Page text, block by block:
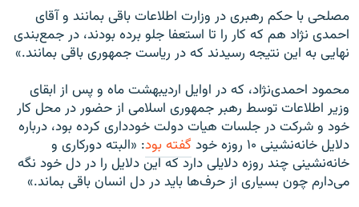
مصلحی با حکم رهبری در وزارت اطلاعات باقی بمانند و آقای
احمدی نژاد هم که کار را تا استعفا جلو برده بودند، در جمع‌بندی
نهايی به اين نتيجه رسيدند که در رياست جمهوری باقی بمانند.»
محمود احمدی‌نژاد، که در اوایل اردیبهشت ماه و پس از ابقای
وزیر اطلاعات توسط رهبر جمهوری اسلامی از حضور در محل کار
خود و شرکت در جلسات هیات دولت خودداری کرده بود، درباره
دلایل خانه‌نشینی‌ ۱۰ روزه‌ خود
گفته بود: «البته دورکاری و
خانه‌نشینی چند روزه دلایلی دارد که این دلایل را در دل خود نگه
می‌دارم چون بسیاری از حرف‌ها باید در دل انسان باقی بماند.»